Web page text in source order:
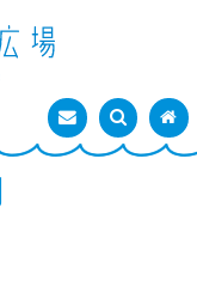
お問い合わせ
検索を表
ト